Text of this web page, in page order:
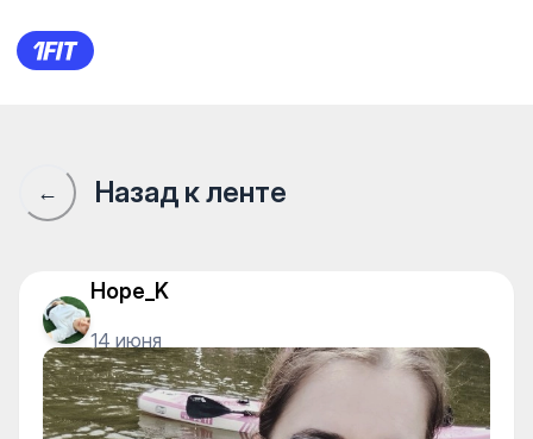
SunSup — Tourism
← Назад к ленте
Hope_K
14 июня